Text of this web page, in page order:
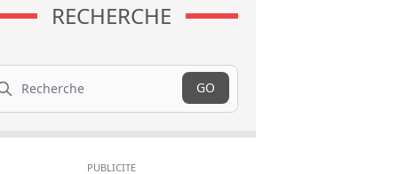
RECHERCHE
GO